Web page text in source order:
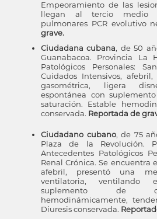
Empeoramiento de las
llegan al tercio medio
pulmonares PCR evolutivo
grave.
Ciudadana cubana, de 50
Guanabacoa. Provincia La
Patológicos Personales:
Cuidados Intensivos,
gasométrica, ligera
espontánea con
saturación. Estable
conservada. Reportada de
Ciudadano cubano, de 75
Plaza de la Revolución.
Antecedentes Patológicos
Renal Crónica. Se encuentra
afebril, presentó una
ventilatoria, ventilando
suplemento de
hemodinámicamente,
Diuresis conservada.